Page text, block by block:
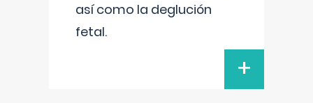
así como la deglución
fetal.
+